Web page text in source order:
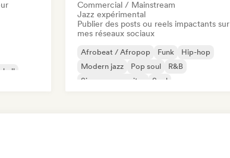
Commercial / Mainstream
Jazz expérimental
Publier des posts ou reels impactants sur
mes réseaux sociaux
Afrobeat / Afropop Funk
Hip-hop
Modern jazz
Pop soul
R&B
Singer-songwriter
Soul